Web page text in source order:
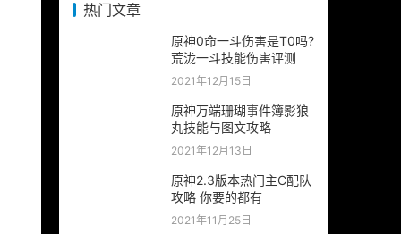
热门文章
原神0命一斗伤害是T0吗?
荒泷一斗技能伤害评测
2021年12月15日
原神万端珊瑚事件簿影狼
丸技能与图文攻略
2021年12月13日
原神2.3版本热门主C配队
攻略 你要的都有
2021年11月25日